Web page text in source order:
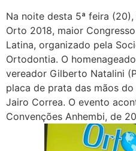
Na noite desta 5ª feira
Orto 2018, maior
Latina, organizado pela
Ortodontia. O
vereador Gilberto Natalini
placa de prata das mãos
Jairo Correa. O evento
Convenções Anhembi, de